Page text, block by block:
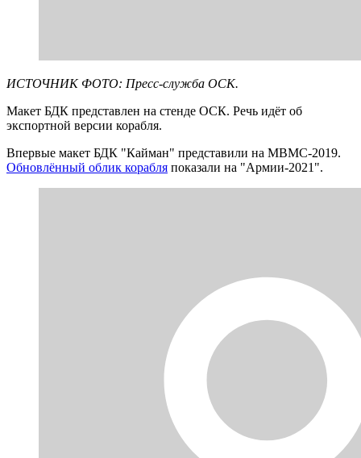
ИСТОЧНИК ФОТО: Пресс-служба ОСК.
Макет БДК представлен на стенде ОСК. Речь идёт об
экспортной версии корабля.
Впервые макет БДК "Кайман" представили на МВМС-2019.
Обновлённый облик корабля показали на "Армии-2021".